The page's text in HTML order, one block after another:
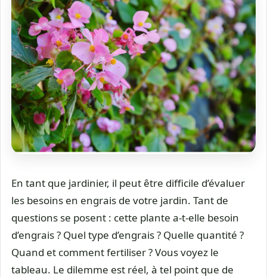
En tant que jardinier, il peut être difficile d’évaluer
les besoins en engrais de votre jardin. Tant de
questions se posent : cette plante a-t-elle besoin
d’engrais ? Quel type d’engrais ? Quelle quantité ?
Quand et comment fertiliser ? Vous voyez le
tableau. Le dilemme est réel, à tel point que de